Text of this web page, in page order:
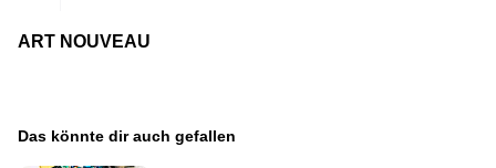
ART NOUVEAU
Das könnte dir auch gefallen